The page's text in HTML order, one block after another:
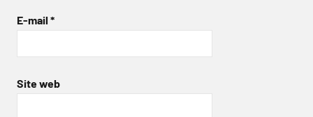
E-mail *
Site web